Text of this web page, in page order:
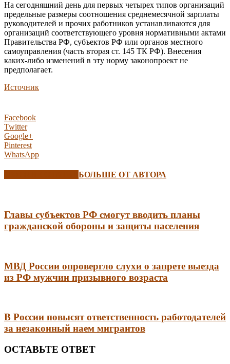
На сегодняшний день для первых четырех типов организаций
предельные размеры соотношения среднемесячной зарплаты
руководителей и прочих работников устанавливаются для
организаций соответствующего уровня нормативными актами
Правительства РФ, субъектов РФ или органов местного
самоуправления (часть вторая ст. 145 ТК РФ). Внесения
каких-либо изменений в эту норму законопроект не
предполагает.
Источник
Facebook
Twitter
Google+
Pinterest
WhatsApp
БОЛЬШЕ ОТ АВТОРА
Главы субъектов РФ смогут вводить планы
гражданской обороны и защиты населения
МВД России опровергло слухи о запрете выезда
из РФ мужчин призывного возраста
В России повысят ответственность работодателей
за незаконный наем мигрантов
ОСТАВЬТЕ ОТВЕТ